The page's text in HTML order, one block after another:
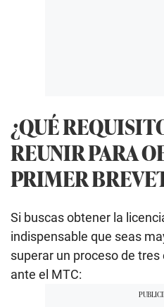
¿QUÉ
REUNIR PARA
PRIMER
Si buscas obtener la
indispensable que seas
superar un proceso de
ante el MTC: